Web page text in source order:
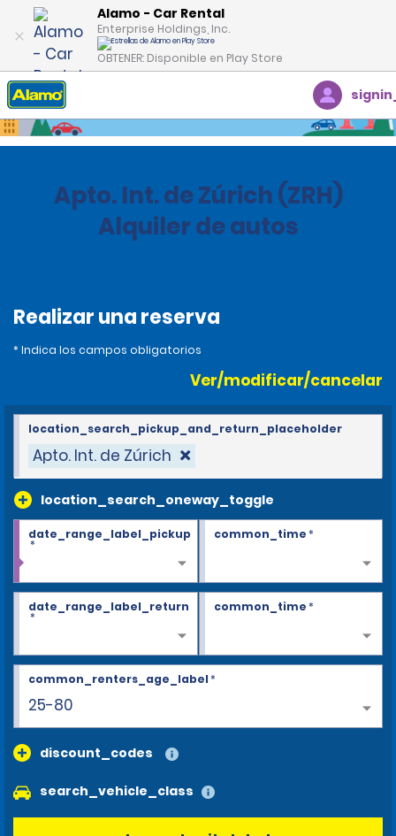
Alamo - Car Rental
Enterprise Holdings, Inc.
OBTENER: Disponible en Play Store
Inicio Oficinas
Apto. Int. de Zúrich (ZRH)
Alquiler de autos
Realizar una reserva
* Indica los campos obligatorios
Ver/modificar/cancelar
Apto. Int. de Zúrich
location_search_oneway_toggle
location_search_pickup_and_return_placeholder
date_range_label_pickup
*
common_time*
date_range_label_return
*
common_time*
25-80
common_renters_age_label*
discount_codes
search_vehicle_class